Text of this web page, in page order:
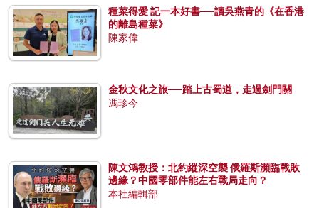
種菜得愛 記一本好書──讀吳燕青的《在香港
的離島種菜》
陳家偉
金秋文化之旅──踏上古蜀道，走過劍門關
馮珍今
陳文鴻教授：北約縱深空襲 俄羅斯瀕臨戰敗
邊緣？中國零部件能左右戰局走向？
本社編輯部